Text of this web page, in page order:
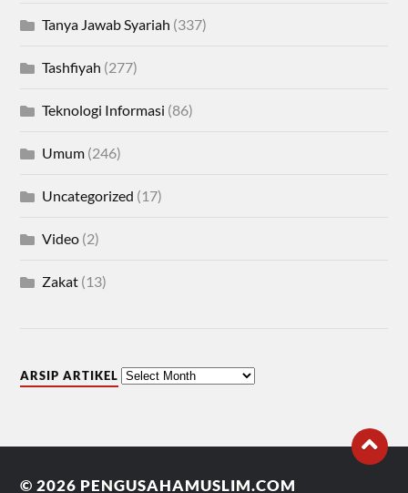
Tanya Jawab Syariah (337)
Tashfiyah (277)
Teknologi Informasi (86)
Umum (246)
Uncategorized (17)
Video (2)
Zakat (13)
ARSIP ARTIKEL
© 2026 PENGUSAHAMUSLIM.COM